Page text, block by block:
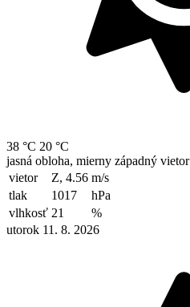
38 °C 20 °C
jasná obloha, mierny západný vietor
vietor
Z, 4.56 m/s
tlak
1017
hPa
vlhkosť 21
%
utorok 11. 8. 2026